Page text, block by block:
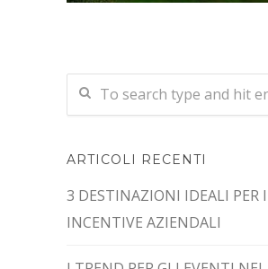
ARTICOLI RECENTI
3 DESTINAZIONI IDEALI PER
INCENTIVE AZIENDALI